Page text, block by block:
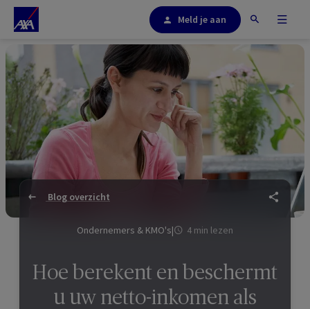
Meld je aan
Blog overzicht
Ondernemers & KMO's| 4 min lezen
Hoe berekent en beschermt
u uw netto-inkomen als